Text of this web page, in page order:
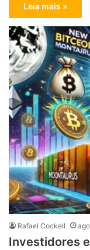
Leia mais »
Rafael Cockell
Investidores